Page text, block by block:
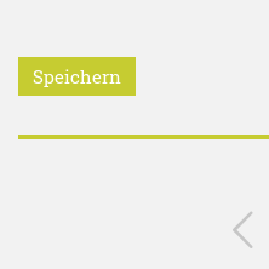
Speichern